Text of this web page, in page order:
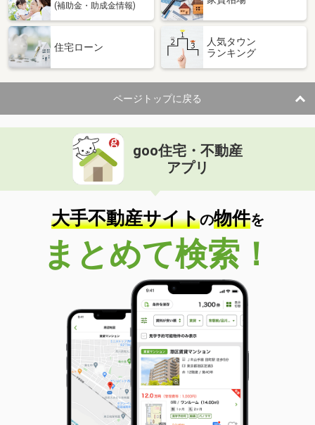
(補助金・助成金情報)
住宅ローン
人気タウン
ランキング
ページトップに戻る
goo住宅・不動産
アプリ
大手不動産サイトの物件を
まとめて検索！